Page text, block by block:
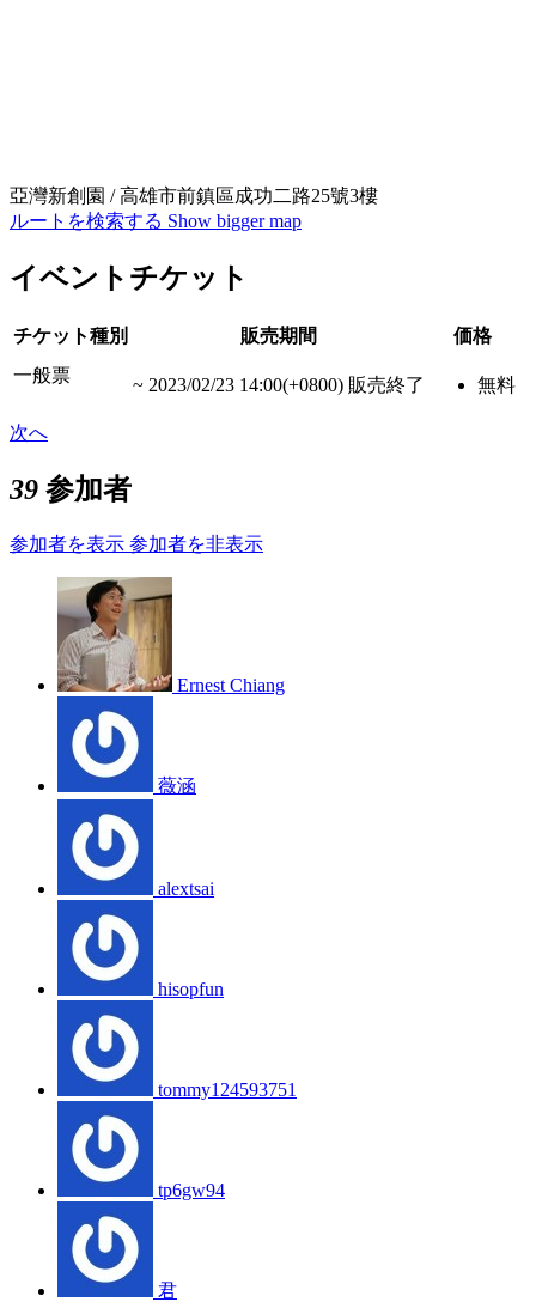
亞灣新創園 / 高雄市前鎮區成功二路25號3樓
ルートを検索する Show bigger map
イベントチケット
チケット種別 販売期間
価格
一般票
~ 2023/02/23 14:00(+0800) 販売終了 無料
次へ
39 参加者
参加者を表示 参加者を非表示
Ernest Chiang
薇涵
alextsai
hisopfun
tommy124593751
tp6gw94
君